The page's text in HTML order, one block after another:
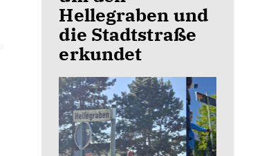
Hellegraben und
die Stadtstraße
erkundet